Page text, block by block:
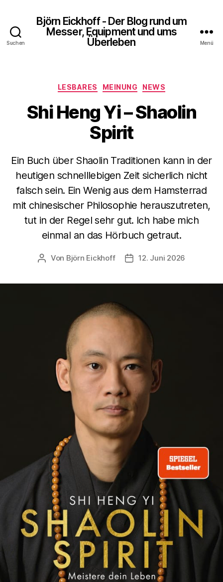
Suchen
Björn Eickhoff - Der Blog rund um
Messer, Equipment und ums
Überleben
Menü
Kategorien
LESBARES MEINUNG NEWS
Shi Heng Yi – Shaolin
Spirit
Ein Buch über Shaolin Traditionen kann in der
heutigen schnelllebigen Zeit sicherlich nicht
falsch sein. Ein Wenig aus dem Hamsterrad
mit chinesischer Philosophie herauszutreten,
tut in der Regel sehr gut. Ich habe mich
einmal an das Hörbuch getraut.
Beitragsautor
Von Björn Eickhoff Veröffentlichungsdatum
12. Juni 2026